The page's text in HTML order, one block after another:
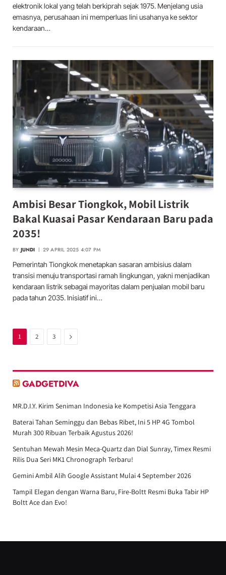
elektronik lokal yang telah berkiprah sejak 1975. Menjelang usia
emasnya, perusahaan ini memperluas lini usahanya ke sektor
kendaraan…
Ambisi Besar Tiongkok, Mobil Listrik
Bakal Kuasai Pasar Kendaraan Baru pada
2035!
BY JUNDI 29 APRIL 2025 4:07 PM
Pemerintah Tiongkok menetapkan sasaran ambisius dalam
transisi menuju transportasi ramah lingkungan, yakni menjadikan
kendaraan listrik sebagai mayoritas dalam penjualan mobil baru
pada tahun 2035. Inisiatif ini…
1 2 3 Next
GADGETDIVA
MR.D.I.Y. Kirim Seniman Indonesia ke Kompetisi Asia Tenggara
Baterai Tahan Seminggu dan Bebas Ribet, Ini 5 HP 4G Tombol
Murah 300 Ribuan Terbaik Agustus 2026!
Sentuhan Mewah Mesin Meca-Quartz dan Dial Sunray, Timex Resmi
Rilis Dua Seri MK1 Chronograph Terbaru!
Gemini Ambil Alih Google Assistant Mulai 4 September 2026
Tampil Elegan dengan Warna Baru, Fire-Boltt Resmi Buka Tabir HP
Boltt Ace dan Evo!